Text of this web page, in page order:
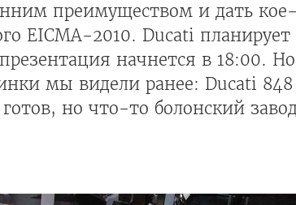
преимуществом и дать
EICMA-2010. Ducati планирует
начнется в 18:00.
мы видели ранее: Ducati 848
но что-то болонский